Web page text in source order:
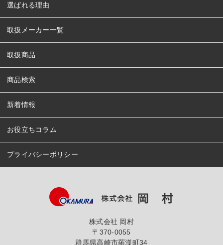
選ばれる理由
取扱メーカー一覧
取扱商品
商品検索
新着情報
お役立ちコラム
プライバシーポリシー
株式会社 岡村
〒370-0055
群馬県高崎市羅漢町34